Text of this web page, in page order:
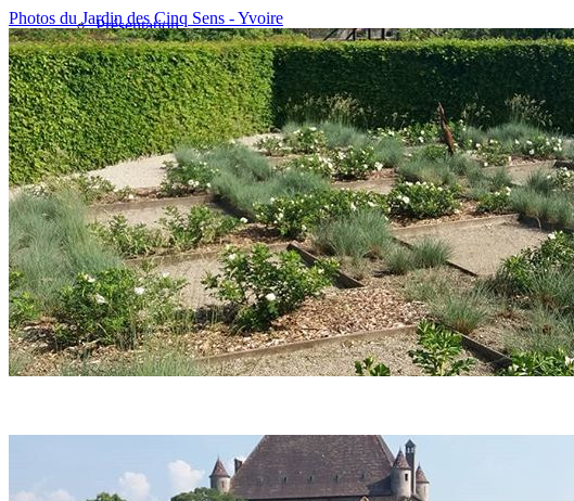
Présentation
Informations pratiques
Billetterie
Individuels
Photos du Jardin des Cinq Sens - Yvoire